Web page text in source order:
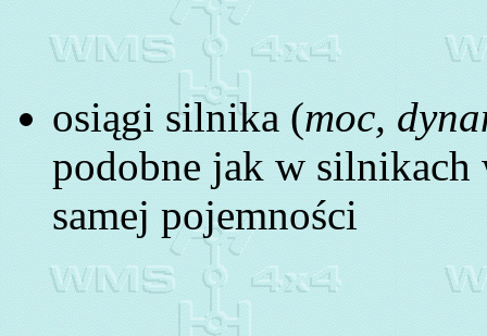
osiągi silnika (moc,
podobne jak w silnikach
samej pojemności